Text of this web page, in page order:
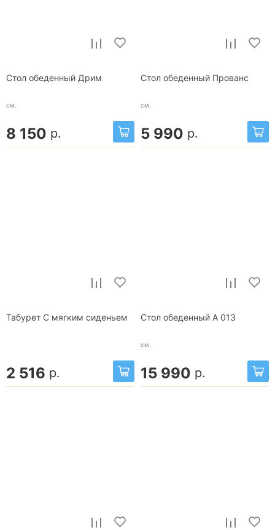
Стол обеденный Дрим
см.
8 150 р.
Стол обеденный Прованс
см.
5 990 р.
Табурет С мягким сиденьем
2 516 р.
Стол обеденный A 013
см.
15 990 р.